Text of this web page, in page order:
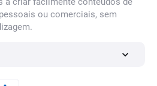
ou comerciais, sem